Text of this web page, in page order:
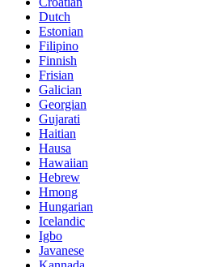
Dutch
Estonian
Filipino
Finnish
Frisian
Galician
Georgian
Gujarati
Haitian
Hausa
Hawaiian
Hebrew
Hmong
Hungarian
Icelandic
Igbo
Javanese